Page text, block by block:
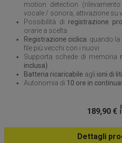
motion detection
vocale / sonora, attivazione su
Possibilità di registrazione
orarie a scelta
Registrazione ciclica: quando
file più vecchi con i nuovi
Supporta schede di memoria
inclusa)
Batteria ricaricabile agli ioni di
Autonomia di 10 ore in
189,90 €
Dettagli